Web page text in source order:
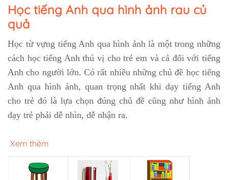
Học tiếng Anh qua hình ảnh rau củ
quả
Học từ vựng tiếng Anh qua hình ảnh là một trong những
cách học tiếng Anh thú vị cho trẻ em và cả đối với tiếng
Anh cho người lớn. Có rất nhiều những chủ đề học tiếng
Anh qua hình ảnh, quan trọng nhất khi dạy tiếng Anh
cho trẻ đó là lựa chọn đúng chủ đề cũng như hình ảnh
dạy trẻ phải dễ nhìn, dễ nhận ra.
Xem thêm